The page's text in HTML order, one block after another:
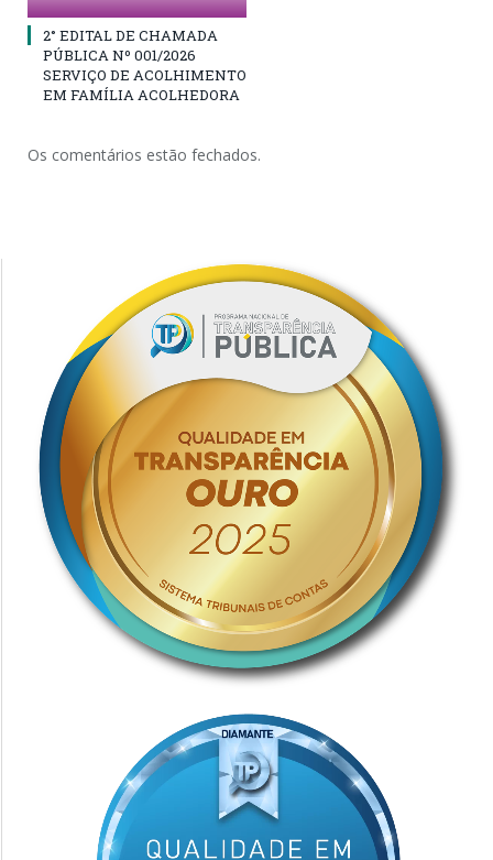
2° EDITAL DE CHAMADA
PÚBLICA Nº 001/2026
SERVIÇO DE ACOLHIMENTO
EM FAMÍLIA ACOLHEDORA
Os comentários estão fechados.